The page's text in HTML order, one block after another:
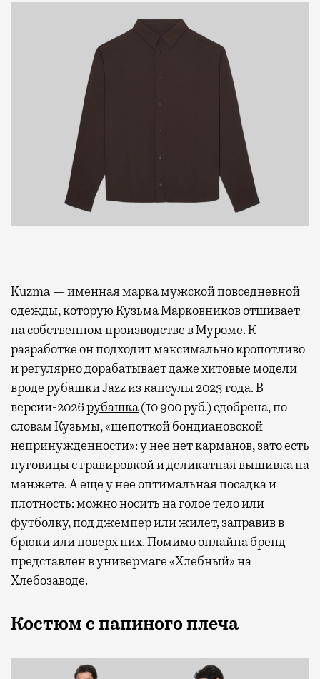
Kuzma — именная марка мужской повседневной
одежды, которую Кузьма Марковников отшивает
на собственном производстве в Муроме. К
разработке он подходит максимально кропотливо
и регулярно дорабатывает даже хитовые модели
вроде рубашки Jazz из капсулы 2023 года. В
версии-2026рубашка(10 900 руб.) сдобрена, по
словам Кузьмы, «щепоткой бондиановской
непринужденности»: у нее нет карманов, зато есть
пуговицы с гравировкой и деликатная вышивка на
манжете. А еще у нее оптимальная посадка и
плотность: можно носить на голое тело или
футболку, под джемпер или жилет, заправив в
брюки или поверх них. Помимо онлайна бренд
представлен в универмаге «Хлебный» на
Хлебозаводе.
Костюм с папиного плеча